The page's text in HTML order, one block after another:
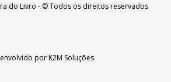
do Livro - © Todos os direitos reservados
porK2M Soluções